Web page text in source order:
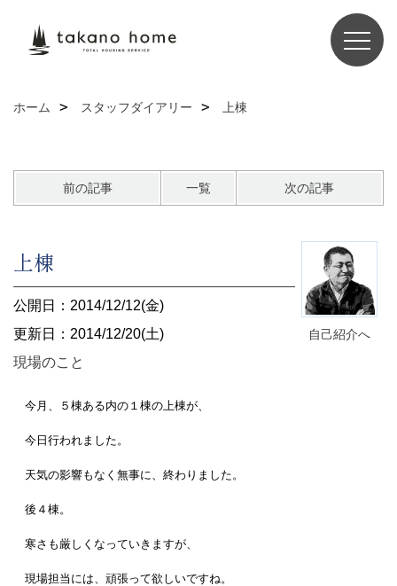
ホーム スタッフダイアリー 上棟
前の記事 一覧 次の記事
自己紹介へ
上棟
公開日：2014/12/12(金)
更新日：2014/12/20(土)
現場のこと
今月、５棟ある内の１棟の上棟が、
今日行われました。
天気の影響もなく無事に、終わりました。
後４棟。
寒さも厳しくなっていきますが、
現場担当には、頑張って欲しいですね。